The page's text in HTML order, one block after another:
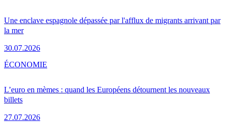
Une enclave espagnole dépassée par l'afflux de migrants arrivant par
la mer
30.07.2026
L’euro en mèmes : quand les Européens détournent les nouveaux
billets
27.07.2026
ÉCONOMIE